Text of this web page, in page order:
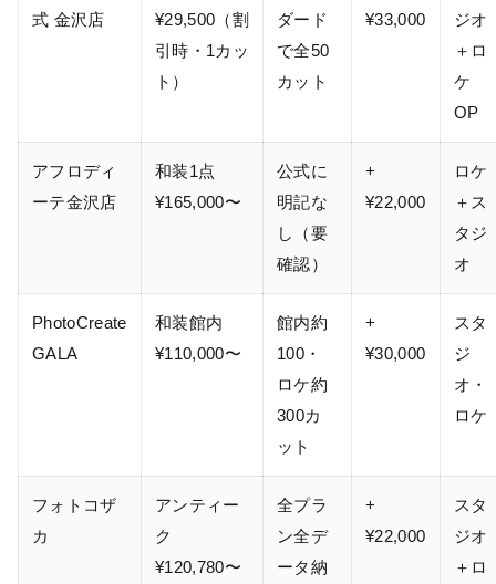
式 金沢店
¥29,500（割
引時・1カッ
ト）
ダード
で全50
カット
¥33,000
ジオ
＋ロ
ケ
OP
アフロディ
ーテ金沢店
和装1点
¥165,000〜
公式に
明記な
し（要
確認）
+
¥22,000
ロケ
＋ス
タジ
オ
PhotoCreate
GALA
和装館内
¥110,000〜
館内約
100・
ロケ約
300カ
ット
+
¥30,000
スタ
ジ
オ・
ロケ
フォトコザ
カ
アンティー
ク
¥120,780〜
全プラ
ン全デ
ータ納
+
¥22,000
スタ
ジオ
＋ロ